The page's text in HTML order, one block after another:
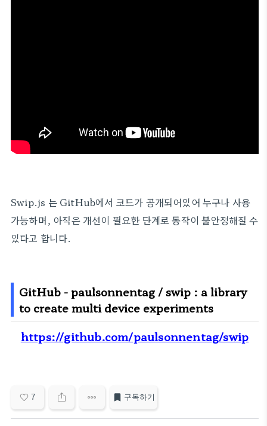
Swip.js 는 GitHub에서 코드가 공개되어있어 누구나 사용
가능하며, 아직은개선이 필요한 단계로 동작이 불안정해질 수
있다고 합니다.
GitHub - paulsonnentag / swip : a library
to create multi device experiments
https://github.com/paulsonnentag/swip
7 구독하기